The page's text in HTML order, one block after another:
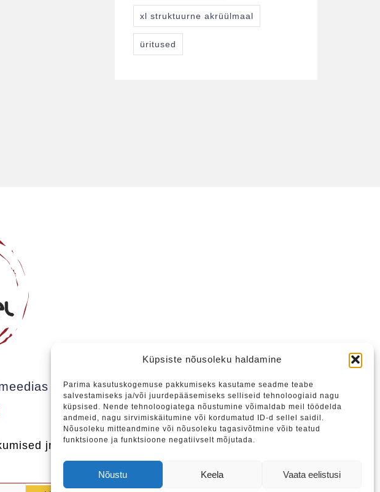
Küpsiste nõusoleku haldamine
Parima kasutuskogemuse pakkumiseks kasutame seadme teabe
salvestamiseks ja/või juurdepääsemiseks selliseid tehnoloogiaid nagu
küpsised. Nende tehnoloogiatega nõustumine võimaldab meil töödelda
andmeid, nagu sirvimiskäitumine või kordumatud ID-d sellel saidil.
Nõusoleku mitteandmine või nõusoleku tagasivõtmine võib teatud
funktsioone ja funktsioone negatiivselt mõjutada.
Nõustu Keela Vaata eelistusi
xl struktuurne akrüülmaal
üritused
jne), soovitame liituda meie uudiskirjaga.